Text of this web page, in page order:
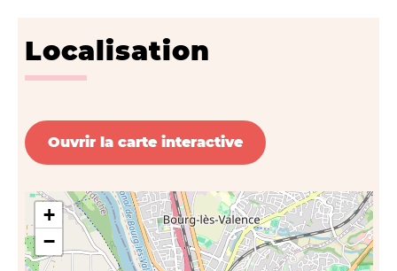
Localisation
Ouvrir la carte interactive
+
−